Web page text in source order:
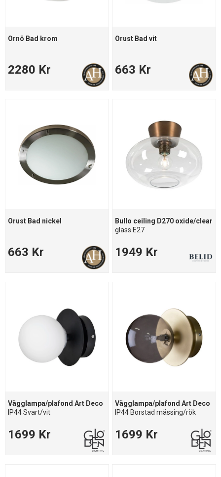
Ornö Bad krom
2280 Kr
Orust Bad vit
663 Kr
Orust Bad nickel
663 Kr
Bullo ceiling D270 oxide/clear
glass E27
1949 Kr
Vägglampa/plafond Art Deco
IP44 Svart/vit
1699 Kr
Vägglampa/plafond Art Deco
IP44 Borstad mässing/rök
1699 Kr